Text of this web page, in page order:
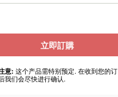
立即訂購
意: 这个产品需特别预定. 在收到您的订
我们会尽快进行确认.